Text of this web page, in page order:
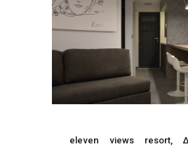
eleven views resort,